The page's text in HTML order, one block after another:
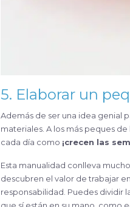
5. Elaborar un
Además de ser una idea genial
materiales. A los más peques
cada día como ¡crecen las
Esta manualidad conlleva
descubren el valor de trabajar
responsabilidad. Puedes dividir